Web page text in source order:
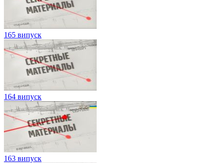
165 випуск
164 випуск
163 випуск